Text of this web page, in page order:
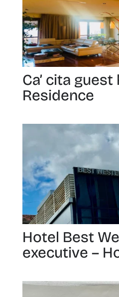
Ca’ cita
Residence
Hotel Best
executive –